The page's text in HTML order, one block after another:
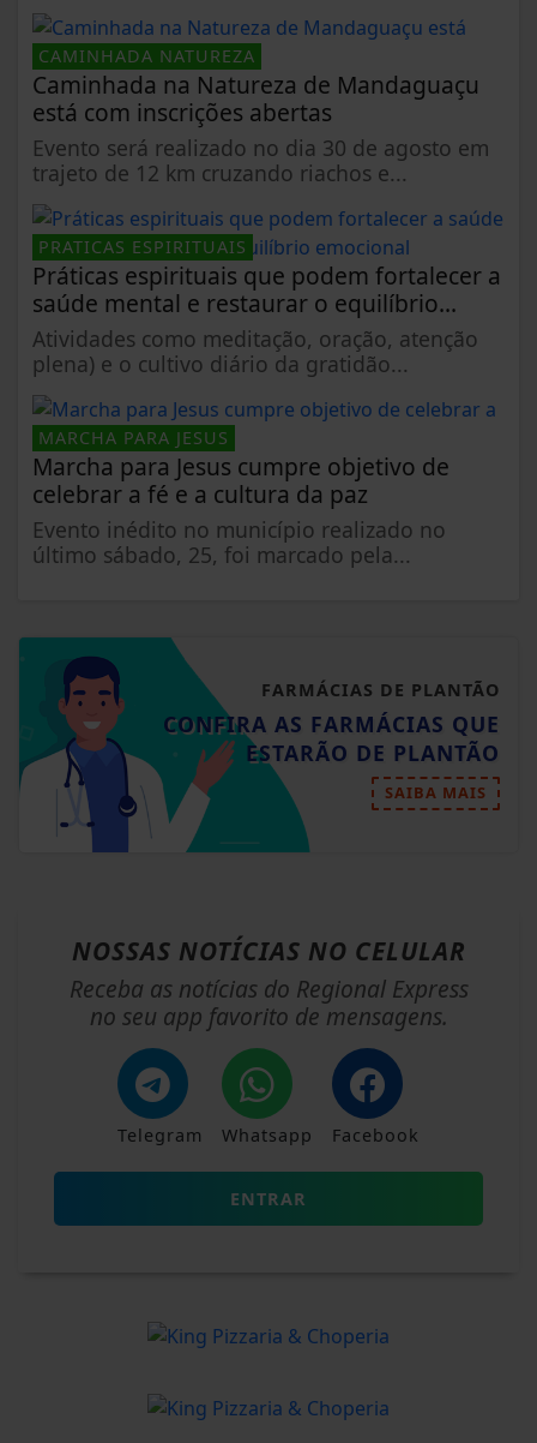
CAMINHADA NATUREZA
Caminhada na Natureza de Mandaguaçu
está com inscrições abertas
Evento será realizado no dia 30 de agosto em
trajeto de 12 km cruzando riachos e...
PRATICAS ESPIRITUAIS
Práticas espirituais que podem fortalecer a
saúde mental e restaurar o equilíbrio...
Atividades como meditação, oração, atenção
plena) e o cultivo diário da gratidão...
MARCHA PARA JESUS
Marcha para Jesus cumpre objetivo de
celebrar a fé e a cultura da paz
Evento inédito no município realizado no
último sábado, 25, foi marcado pela...
FARMÁCIAS DE PLANTÃO
CONFIRA AS FARMÁCIAS QUE
ESTARÃO DE PLANTÃO
SAIBA MAIS
NOSSAS NOTÍCIAS NO CELULAR
Receba as notícias do Regional Express
no seu app favorito de mensagens.
Telegram Whatsapp Facebook
ENTRAR